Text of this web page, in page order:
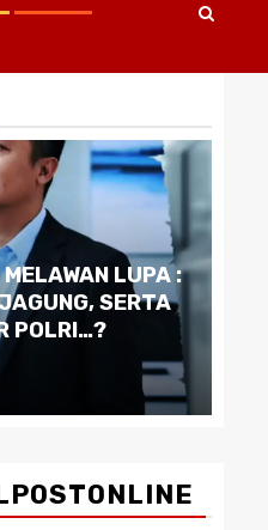
LUPA :
SERTA
POLRI…?